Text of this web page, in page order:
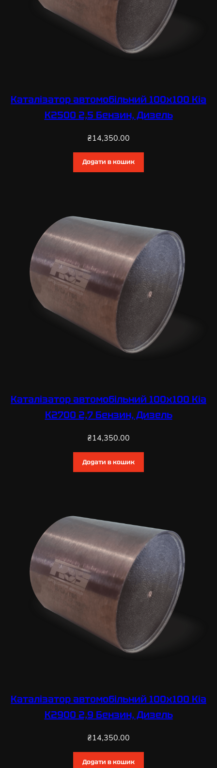
Каталізатор автомобільний 100х100 Kia
K2500 2,5 Бензин, Дизель
₴14,350.00
Додати в кошик
Каталізатор автомобільний 100х100 Kia
K2700 2,7 Бензин, Дизель
₴14,350.00
Додати в кошик
Каталізатор автомобільний 100х100 Kia
K2900 2,9 Бензин, Дизель
₴14,350.00
Додати в кошик